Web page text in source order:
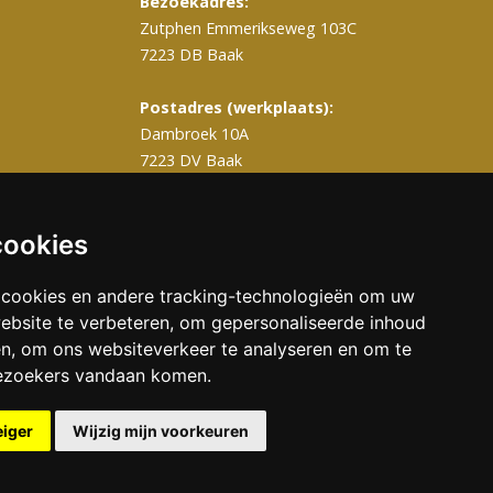
en andere tracking-technologieën om uw
te verbeteren, om gepersonaliseerde inhoud
om ons websiteverkeer te analyseren en om te
vandaan komen.
Wijzig mijn voorkeuren
Zutphen Emmerikseweg 103C
7223 DB Baak
Postadres (werkplaats):
Dambroek 10A
7223 DV Baak